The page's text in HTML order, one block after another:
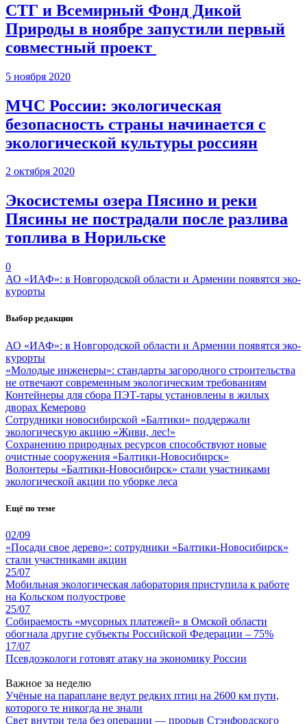
СТГ и Всемирный Фонд Дикой
Природы в ноябре запустили первый
совместный проект
5 ноября 2020
МЧС России: экологическая
безопасность страны начинается с
экологической культуры россиян
2 октября 2020
Экосистемы озера Пясино и реки
Пясины не пострадали после разлива
топлива в Норильске
0
АО «ИАФ»: в Новгородской области и Армении появятся эко-
курорты
Выбор редакции
АО «ИАФ»: в Новгородской области и Армении появятся эко-
курорты
«Молодые инженеры»: стандарты загородного строительства
не отвечают современным экологическим требованиям
Контейнеры для сбора ПЭТ-тары установлены в жилых
дворах Кемерово
Сотрудники новосибирской «Балтики» поддержали
экологическую акцию «Живи, лес!»
Сохранению природных ресурсов способствуют новые
очистные сооружения «Балтики-Новосибирск»
Волонтеры «Балтики-Новосибирск» стали участниками
экологической акции по уборке леса
Ещё по теме
02/09
«Посади свое дерево»: сотрудники «Балтики-Новосибирск»
стали участниками акции
25/07
Мобильная экологическая лаборатория приступила к работе
на Кольском полуострове
25/07
Собираемость «мусорных платежей» в Омской области
обогнала другие субъекты Российской Федерации – 75%
17/07
Псевдоэкологи готовят атаку на экономику России
Важное за неделю
Учёные на параплане ведут редких птиц на 2600 км пути,
которого те никогда не знали
Свет внутри тела без операции — прорыв Стэнфордского